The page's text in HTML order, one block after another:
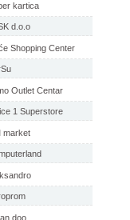
kartica
d.o.o
Shopping Center
Outlet Centar
1 Superstore
market
doo